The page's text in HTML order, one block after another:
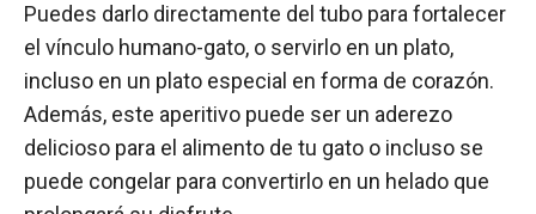
Puedes darlo directamente del tubo para fortalecer
el vínculo humano-gato, o servirlo en un plato,
incluso en un plato especial en forma de corazón.
Además, este aperitivo puede ser un aderezo
delicioso para el alimento de tu gato o incluso se
puede congelar para convertirlo en un helado que